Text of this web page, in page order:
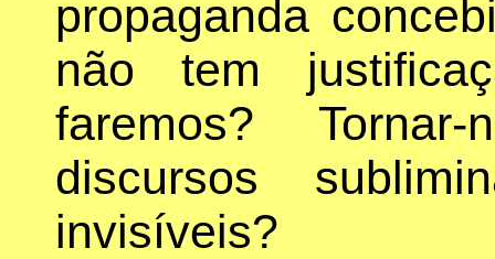
propaganda
não tem
faremos?
discursos
invisíveis?